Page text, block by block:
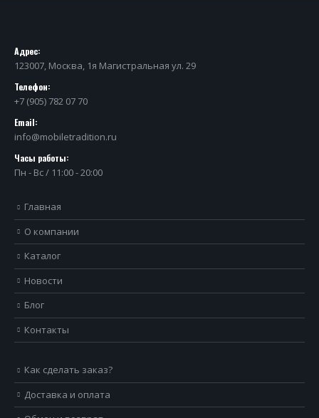
Адрес:
123007, Москва, 1я Магистральная ул. 29
Телефон:
+7 (905) 782 07 70
Email:
info@mobiletradition.ru
Часы работы:
Пн - Вс / 11:00 - 20:00
Главная
О компании
Каталог
Новости
Блог
Контакты
Как сделать заказ?
Доставка и оплата